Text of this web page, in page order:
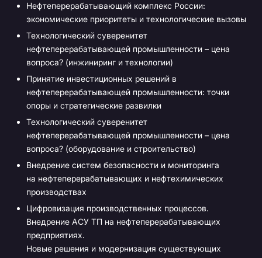
Нефтеперерабатывающий комплекс России:
экономические приоритеты и технологические вызовы
Технологический суверенитет
нефтеперерабатывающей промышленности – цена
вопроса? (инжиниринг и технологии)
Принятие инвестиционных решений в
нефтеперерабатывающей промышленности: точки
опоры и стратегические развилки
Технологический суверенитет
нефтеперерабатывающей промышленности – цена
вопроса? (оборудование и строительство)
Внедрение систем безопасности и мониторинга
на нефтеперерабатывающих и нефтехимических
производствах
Цифровизация производственных процессов.
Внедрение АСУ ТП на нефтеперерабатывающих
предприятиях.
Новые решения и модернизация существующих